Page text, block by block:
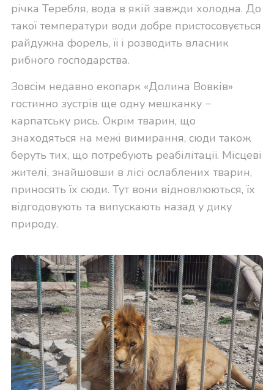
річка Теребля, вода в якій завжди холодна. До
такої температури води добре пристосовується
райдужна форель, її і розводить власник
рибного господарства.
Зовсім недавно екопарк «Долина Вовків»
гостинно зустрів ще одну мешканку −
карпатську рись. Окрім тварин, що
знаходяться на межі вимирання, сюди також
беруть тих, що потребують реабілітації. Місцеві
жителі, знайшовши в лісі ослаблених тварин,
приносять їх сюди. Тут вони відновлюються, їх
відгодовують та випускають назад у дику
природу.